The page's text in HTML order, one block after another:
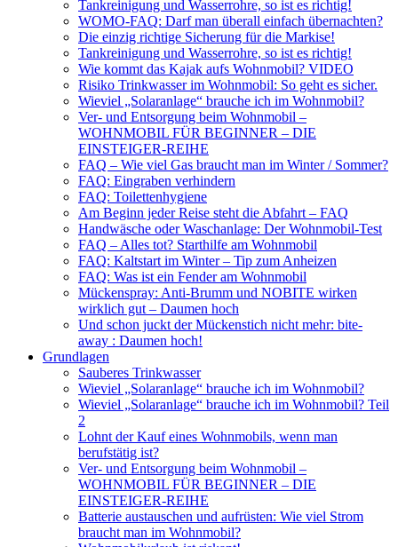
Tankreinigung und Wasserrohre, so ist es richtig!
WOMO-FAQ: Darf man überall einfach übernachten?
Die einzig richtige Sicherung für die Markise!
Tankreinigung und Wasserrohre, so ist es richtig!
Wie kommt das Kajak aufs Wohnmobil? VIDEO
Risiko Trinkwasser im Wohnmobil: So geht es sicher.
Wieviel „Solaranlage“ brauche ich im Wohnmobil?
Ver- und Entsorgung beim Wohnmobil –
WOHNMOBIL FÜR BEGINNER – DIE
EINSTEIGER-REIHE
FAQ – Wie viel Gas braucht man im Winter / Sommer?
FAQ: Eingraben verhindern
FAQ: Toilettenhygiene
Am Beginn jeder Reise steht die Abfahrt – FAQ
Handwäsche oder Waschanlage: Der Wohnmobil-Test
FAQ – Alles tot? Starthilfe am Wohnmobil
FAQ: Kaltstart im Winter – Tip zum Anheizen
FAQ: Was ist ein Fender am Wohnmobil
Mückenspray: Anti-Brumm und NOBITE wirken
wirklich gut – Daumen hoch
Und schon juckt der Mückenstich nicht mehr: bite-
away : Daumen hoch!
Grundlagen
Sauberes Trinkwasser
Wieviel „Solaranlage“ brauche ich im Wohnmobil?
Wieviel „Solaranlage“ brauche ich im Wohnmobil? Teil
2
Lohnt der Kauf eines Wohnmobils, wenn man
berufstätig ist?
Ver- und Entsorgung beim Wohnmobil –
WOHNMOBIL FÜR BEGINNER – DIE
EINSTEIGER-REIHE
Batterie austauschen und aufrüsten: Wie viel Strom
braucht man im Wohnmobil?